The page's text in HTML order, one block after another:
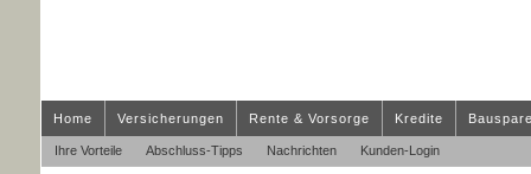
Home
Ihre Vorteile Abschluss-Tipps Nachrichten Kunden-Login
Versicherungen Rente & Vorsorge Kredite